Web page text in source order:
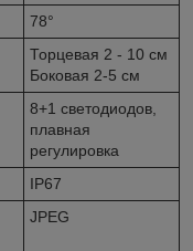
78°
Торцевая 2 - 10 см
Боковая 2-5 см
8+1 светодиодов,
плавная
регулировка
IP67
JPEG